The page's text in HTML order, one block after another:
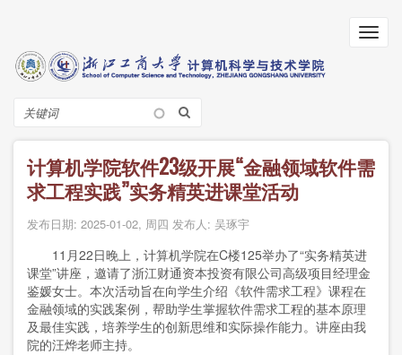
搜
索
计算机学院软件23级开展“金融领域软件需
求工程实践”实务精英进课堂活动
发布日期: 2025-01-02, 周四 发布人: 吴琢宇
11月22日晚上，计算机学院在C楼125举办了“实务精英进
课堂”讲座，邀请了浙江财通资本投资有限公司高级项目经理金
鉴媛女士。本次活动旨在向学生介绍《软件需求工程》课程在
金融领域的实践案例，帮助学生掌握软件需求工程的基本原理
及最佳实践，培养学生的创新思维和实际操作能力。讲座由我
院的汪烨老师主持。